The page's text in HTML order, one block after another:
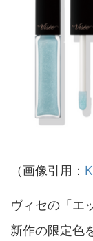
（画像引用：
ヴィセの「エ
新作の限定色